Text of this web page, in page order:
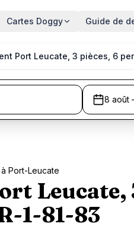
Cartes Doggy Guide de
Port Leucate, 3 pièces, 6
8 août
Port-Leucate
Leucate,
1-81-83